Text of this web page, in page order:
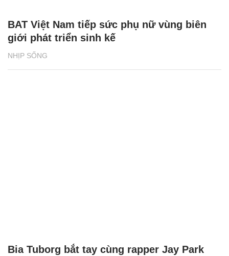
NHỊP SỐNG
BAT Việt Nam tiếp sức phụ nữ vùng biên
giới phát triển sinh kế
Bia Tuborg bắt tay cùng rapper Jay Park